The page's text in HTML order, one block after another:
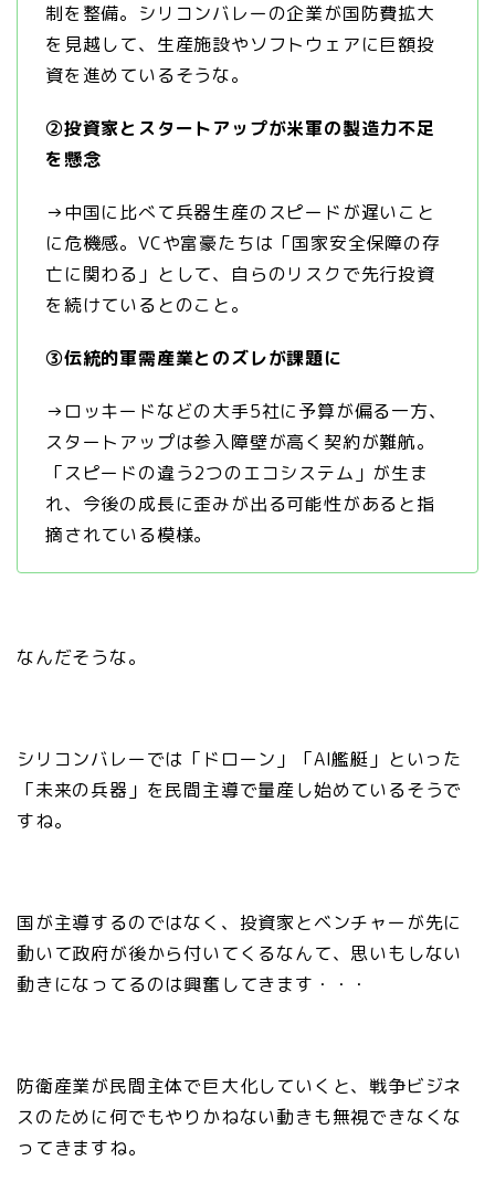
制を整備。シリコンバレーの企業が国防費拡大
を見越して、生産施設やソフトウェアに巨額投
資を進めているそうな。
②投資家とスタートアップが米軍の製造力不足
を懸念
→中国に比べて兵器生産のスピードが遅いこと
に危機感。VCや富豪たちは「国家安全保障の存
亡に関わる」として、自らのリスクで先行投資
を続けているとのこと。
③伝統的軍需産業とのズレが課題に
→ロッキードなどの大手5社に予算が偏る一方、
スタートアップは参入障壁が高く契約が難航。
「スピードの違う2つのエコシステム」が生ま
れ、今後の成長に歪みが出る可能性があると指
摘されている模様。
なんだそうな。
シリコンバレーでは「ドローン」「AI艦艇」といった
「未来の兵器」を民間主導で量産し始めているそうで
すね。
国が主導するのではなく、投資家とベンチャーが先に
動いて政府が後から付いてくるなんて、思いもしない
動きになってるのは興奮してきます・・・
防衛産業が民間主体で巨大化していくと、戦争ビジネ
スのために何でもやりかねない動きも無視できなくな
ってきますね。